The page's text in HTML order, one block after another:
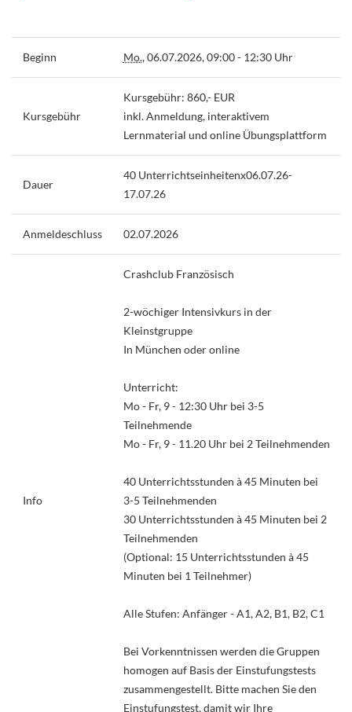
Beginn Mo., 06.07.2026, 09:00 - 12:30 Uhr
Kursgebühr
Kursgebühr: 860,- EUR
inkl. Anmeldung, interaktivem
Lernmaterial und online Übungsplattform
Dauer
40 Unterrichtseinheitenx06.07.26-
17.07.26
Anmeldeschluss 02.07.2026
Info
Crashclub Französisch
2-wöchiger Intensivkurs in der
Kleinstgruppe
In München oder online
Unterricht:
Mo - Fr, 9 - 12:30 Uhr bei 3-5
Teilnehmende
Mo - Fr, 9 - 11.20 Uhr bei 2 Teilnehmenden
40 Unterrichtsstunden à 45 Minuten bei
3-5 Teilnehmenden
30 Unterrichtsstunden à 45 Minuten bei 2
Teilnehmenden
(Optional: 15 Unterrichtsstunden à 45
Minuten bei 1 Teilnehmer)
Alle Stufen: Anfänger - A1, A2, B1, B2, C1
Bei Vorkenntnissen werden die Gruppen
homogen auf Basis der Einstufungstests
zusammengestellt. Bitte machen Sie den
Einstufungstest, damit wir Ihre